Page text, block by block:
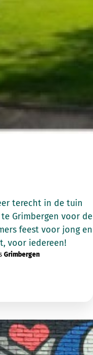
terecht in de tuin
Grimbergen voor de
feest voor jong en
voor iedereen!
Grimbergen